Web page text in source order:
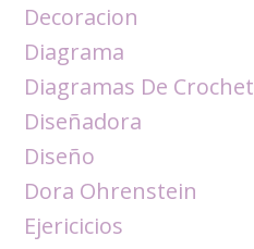
Decoracion
Diagrama
Diagramas De Crochet
Diseñadora
Diseño
Dora Ohrenstein
Ejericicios